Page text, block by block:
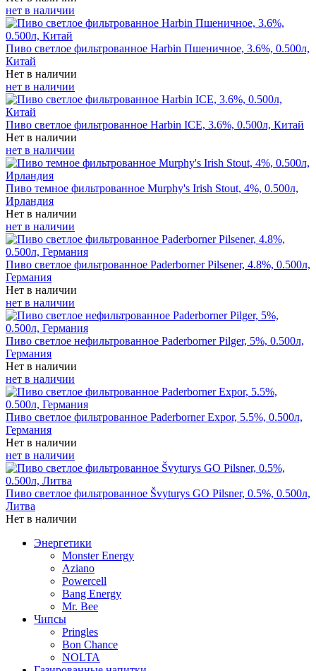
нет в наличии
Пиво светлое фильтрованное Harbin Пшеничное, 3.6%, 0.500л,
Китай
Нет в наличии
нет в наличии
Пиво светлое фильтрованное Harbin ICE, 3.6%, 0.500л, Китай
Нет в наличии
нет в наличии
Пиво темное фильтрованное Murphy's Irish Stout, 4%, 0.500л,
Ирландия
Нет в наличии
нет в наличии
Пиво светлое фильтрованное Paderborner Pilsener, 4.8%, 0.500л,
Германия
Нет в наличии
нет в наличии
Пиво светлое нефильтрованное Paderborner Pilger, 5%, 0.500л,
Германия
Нет в наличии
нет в наличии
Пиво светлое фильтрованное Paderborner Expor, 5.5%, 0.500л,
Германия
Нет в наличии
нет в наличии
Пиво светлое фильтрованное Švyturys GO Pilsner, 0.5%, 0.500л,
Литва
Нет в наличии
Энергетики
Monster Energy
Aziano
Powercell
Bang Energy
Mr. Bee
Чипсы
Pringles
Bon Chance
NOLTA